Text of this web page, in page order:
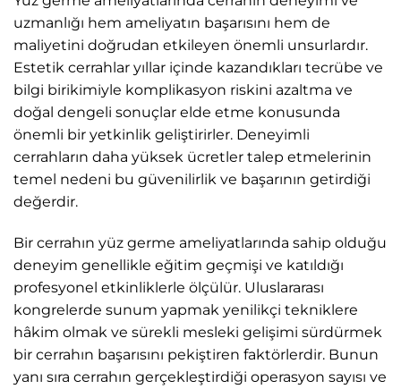
uzmanlığı hem ameliyatın başarısını hem de
maliyetini doğrudan etkileyen önemli unsurlardır.
Estetik cerrahlar yıllar içinde kazandıkları tecrübe ve
bilgi birikimiyle komplikasyon riskini azaltma ve
doğal dengeli sonuçlar elde etme konusunda
önemli bir yetkinlik geliştirirler. Deneyimli
cerrahların daha yüksek ücretler talep etmelerinin
temel nedeni bu güvenilirlik ve başarının getirdiği
değerdir.
Bir cerrahın yüz germe ameliyatlarında sahip olduğu
deneyim genellikle eğitim geçmişi ve katıldığı
profesyonel etkinliklerle ölçülür. Uluslararası
kongrelerde sunum yapmak yenilikçi tekniklere
hâkim olmak ve sürekli mesleki gelişimi sürdürmek
bir cerrahın başarısını pekiştiren faktörlerdir. Bunun
yanı sıra cerrahın gerçekleştirdiği operasyon sayısı ve